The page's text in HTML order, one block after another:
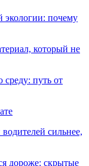
экологии: почему
который не
путь от
сильнее,
дороже: скрытые